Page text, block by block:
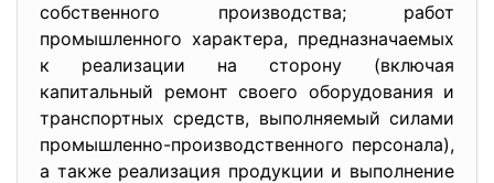
собственного производства; работ
промышленного характера, предназначаемых
к реализации на сторону (включая
капитальный ремонт своего оборудования и
транспортных средств, выполняемый силами
промышленно-производственного персонала),
а также реализация продукции и выполнение